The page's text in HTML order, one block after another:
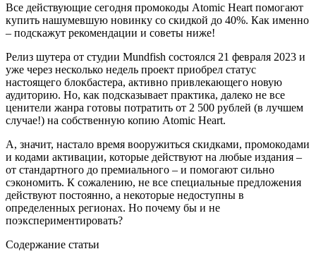
Все действующие сегодня промокоды Atomic Heart помогают
купить нашумевшую новинку со скидкой до 40%. Как именно
– подскажут рекомендации и советы ниже!
Релиз шутера от студии Mundfish состоялся 21 февраля 2023 и
уже через несколько недель проект приобрел статус
настоящего блокбастера, активно привлекающего новую
аудиторию. Но, как подсказывает практика, далеко не все
ценители жанра готовы потратить от 2 500 рублей (в лучшем
случае!) на собственную копию Atomic Heart.
А, значит, настало время вооружиться скидками, промокодами
и кодами активации, которые действуют на любые издания –
от стандартного до премиального – и помогают сильно
сэкономить. К сожалению, не все специальные предложения
действуют постоянно, а некоторые недоступны в
определенных регионах. Но почему бы и не
поэкспериментировать?
Содержание статьи